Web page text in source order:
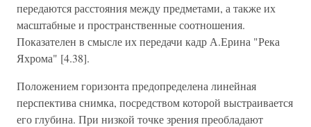
передаются расстояния между предметами, а также их
масштабные и пространственные соотношения.
Показателен в смысле их передачи кадр А.Ерина "Река
Яхрома" [4.38].
Положением горизонта предопределена линейная
перспектива снимка, посредством которой выстраивается
его глубина. При низкой точке зрения преобладают